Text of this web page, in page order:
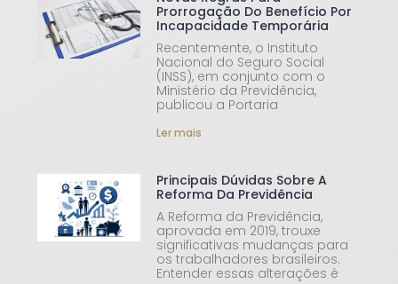
Prorrogação Do Benefício Por
Incapacidade Temporária
Recentemente, o Instituto
Nacional do Seguro Social
(INSS), em conjunto com o
Ministério da Previdência,
publicou a Portaria
Ler mais
Principais Dúvidas Sobre A
Reforma Da Previdência
A Reforma da Previdência,
aprovada em 2019, trouxe
significativas mudanças para
os trabalhadores brasileiros.
Entender essas alterações é